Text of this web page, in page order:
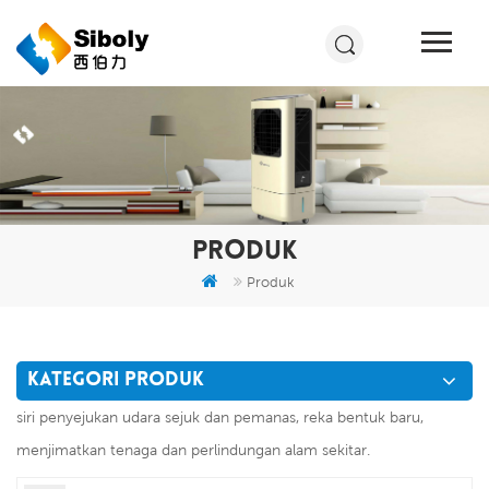
PRODUK
Produk
KATEGORI PRODUK
siri penyejukan udara sejuk dan pemanas, reka bentuk baru,
menjimatkan tenaga dan perlindungan alam sekitar.